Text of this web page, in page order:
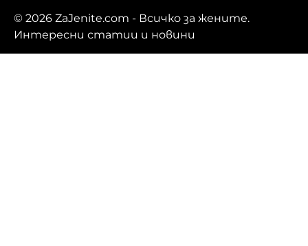
© 2026 ZaJenite.com - Всичко за жените.
Интересни статии и новини